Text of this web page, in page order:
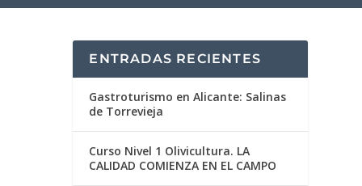
ENTRADAS RECIENTES
Gastroturismo en Alicante: Salinas
de Torrevieja
Curso Nivel 1 Olivicultura. LA
CALIDAD COMIENZA EN EL CAMPO